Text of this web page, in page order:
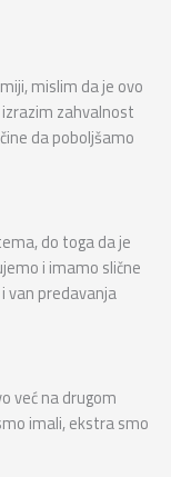
mislim da je ovo
zahvalnost
da poboljšamo
do toga da je
i imamo slične
van predavanja
već na drugom
imali, ekstra smo